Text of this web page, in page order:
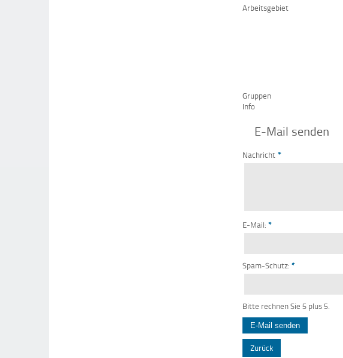
Arbeitsgebiet
Gruppen
Info
E-Mail senden
Nachricht *
E-Mail: *
Spam-Schutz: *
Bitte rechnen Sie 5 plus 5.
Zurück